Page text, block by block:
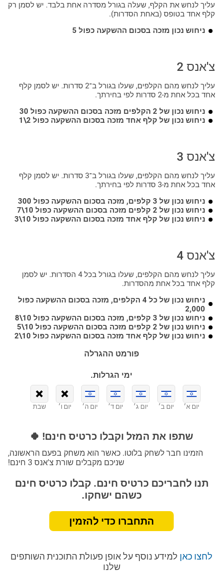
עליך לנחש את הקלף, שעלה בגורל מסדרה אחת בלבד. יש לסמן רק
קלף אחד בטופס (באחת הסדרות).
ניחוש נכון מזכה בסכום ההשקעה כפול 5
צ'אנס 2
עליך לנחש מהם הקלפים, שעלו בגורל ב־2 סדרות. יש לסמן קלף
אחד בכל אחת מ-2 סדרות לפי בחירתך.
ניחוש נכון של 2 הקלפים מזכה בסכום ההשקעה כפול 30
ניחוש נכון של קלף אחד מזכה בסכום ההשקעה כפול 2\1
צ'אנס 3
עליך לנחש מהם הקלפים, שעלו בגורל ב־3 סדרות. יש לסמן קלף
אחד בכל אחת מ-3 סדרות לפי בחירתך.
ניחוש נכון של 3 קלפים, מזכה בסכום ההשקעה כפול 300
ניחוש נכון של 2 קלפים מזכה בסכום ההשקעה כפול 10\7
ניחוש נכון של קלף אחד מזכה בסכום ההשקעה כפול 10\3
צ'אנס 4
עליך לנחש מהם הקלפים, שעלו בגורל בכל 4 הסדרות. יש לסמן
קלף אחד בכל אחת מהסדרות.
ניחוש נכון של כל 4 הקלפים, מזכה בסכום ההשקעה כפול
2,000
ניחוש נכון של 3 קלפים, מזכה בסכום ההשקעה כפול 10\8
ניחוש נכון של 2 קלפים מזכה בסכום ההשקעה כפול 10\5
ניחוש נכון של קלף אחד מזכה בסכום ההשקעה כפול 10\2
פורמט ההגרלה
ימי הגרלות.
יום א׳ יום ב׳ יום ג׳ יום ד׳ יום ה׳ יום ו׳ שבת
שתפו את המזל וקבלו כרטיס חינם! 🍀
הזמינו חבר לשחק בלוטו. כאשר הוא משחק בפעם הראשונה,
שניכם מקבלים שורת צ'אנס 3 חינם!
תנו לחבריכם כרטיס חינם. קבלו כרטיס חינם
כשהם ישחקו.
התחברו כדי להזמין
לחצו כאן למידע נוסף על אופן פעולת התוכנית השותפים
שלנו